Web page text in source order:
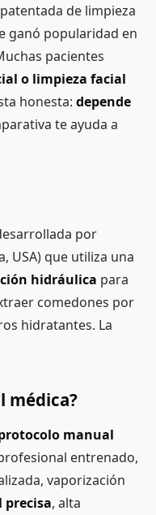
de limpieza
ganó popularidad en
pacientes
o limpieza facial
honesta: depende
te ayuda a
por
USA) que utiliza una
hidráulica para
comedones por
hidratantes. La
médica?
manual
entrenado,
vaporización
, alta